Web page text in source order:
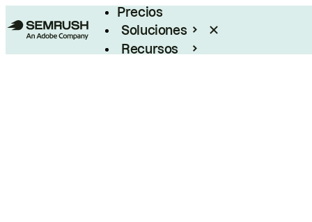
Precios
Soluciones
Recursos